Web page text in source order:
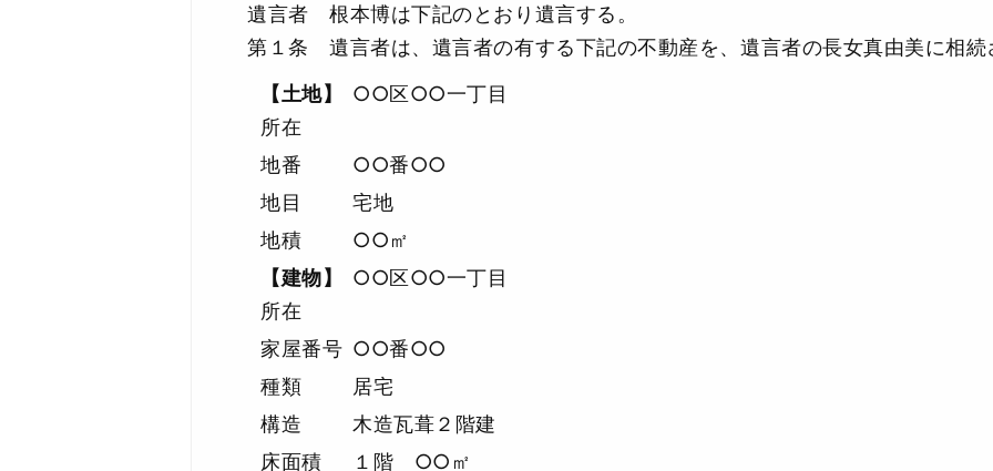
遺言者 根本博は下記のとおり遺言する。
第１条 遺言者は、遺言者の有する下記の不動産を、遺言者の長女真由美に相続
【土地】
所在
○○区○○一丁目
地番
○○番○○
地目
宅地
地積
○○㎡
【建物】
所在
○○区○○一丁目
家屋番号 ○○番○○
種類
居宅
構造
木造瓦葺２階建
床面積
１階 ○○㎡